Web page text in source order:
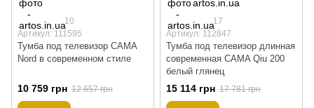
10
Артикул: 111595
Тумба под телевизор CAMA
Nord в современном стиле
10 759 грн 12 657 грн
17
Артикул: 112847
Тумба под телевизор длинная
современная CAMA Qiu 200
белый глянец
15 114 грн 17 781 грн